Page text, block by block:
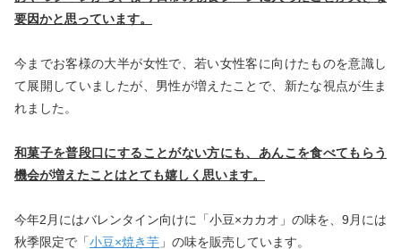
要因かと思っています。
今までお客様の大半が女性で、若い女性客に向けたものを意識し
て展開していましたが、男性が増えたことで、新たな視点が生ま
れました。
和菓子を普段口にすることがない方にも、あんこを食べてもらう
機会が増えたことはとても嬉しく思います。
今年2月にはバレンタイン向けに「小豆×カカオ」の味を、9月には
秋季限定で「小豆×焼き芋 」の味を販売しています。